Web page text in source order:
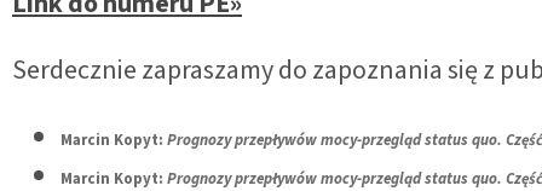
Serdecznie zapraszamy do zapoznania się z
Marcin Kopyt: Prognozy przepływów mocy-przegląd status quo.
Marcin Kopyt: Prognozy przepływów mocy-przegląd status quo.